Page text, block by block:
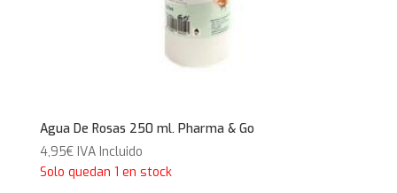
Agua De Rosas 250 ml. Pharma & Go
4,95€ IVA Incluido
Solo quedan 1 en stock